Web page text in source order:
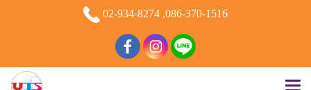
02-934-8274 ,086-370-1516